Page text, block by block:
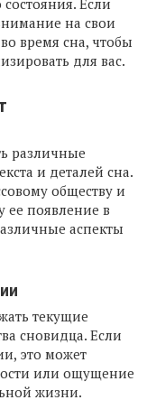
Если
на свои
время сна, чтобы
для вас.
различные
и деталей сна.
обществу и
ее появление в
аспекты
текущие
сновидца. Если
это может
или ощущение
жизни.